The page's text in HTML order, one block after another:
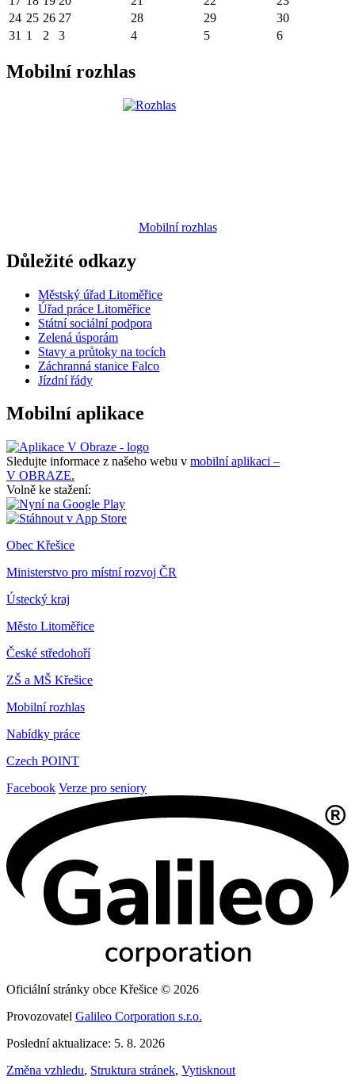
24 25 26 27 28 29
30
31 1 2 3 4 5 6
Mobilní rozhlas
Mobilní rozhlas
Důležité odkazy
Městský úřad Litoměřice
Úřad práce Litoměřice
Státní sociální podpora
Zelená úsporám
Stavy a průtoky na tocích
Záchranná stanice Falco
Jízdní řády
Mobilní aplikace
Sledujte informace z našeho webu v mobilní aplikaci –
V OBRAZE.
Volně ke stažení:
Obec Křešice
Ministerstvo pro místní rozvoj ČR
Ústecký kraj
Město Litoměřice
České středohoří
ZŠ a MŠ Křešice
Mobilní rozhlas
Nabídky práce
Czech POINT
Facebook Verze pro seniory
Oficiální stránky obce Křešice © 2026
Provozovatel Galileo Corporation s.r.o.
Poslední aktualizace: 5. 8. 2026
Změna vzhledu, Struktura stránek, Vytisknout